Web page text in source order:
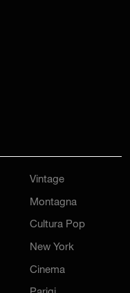
Vintage
Montagna
Cultura Pop
New York
Cinema